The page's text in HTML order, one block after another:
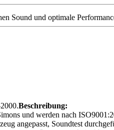
Sound und optimale
Beschreibung:
und werden nach
angepasst, Soundtest